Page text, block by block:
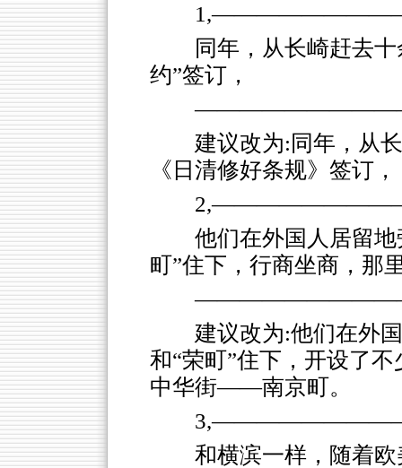
同年，从长崎赶去
约”签订，
建议改为:同年，从
《日清修好条规》签订，
他们在外国人居留
町”住下，行商坐商，
建议改为:他们在外
和“荣町”住下，开设了
中华街――南京町。
和横滨一样，随着